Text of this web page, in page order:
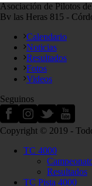
Asociación de Pilotos
Bv las Heras 815 -
Calendario
Noticias
Resultados
Fotos
Videos
Seguinos
Copyright © 2019 -
TC 4000
Resultados
TC Pista 4000